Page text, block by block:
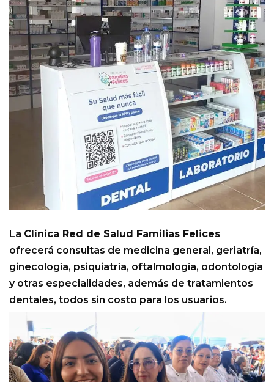
La Clínica Red de Salud Familias Felices
ofrecerá consultas de medicina general, geriatría,
ginecología, psiquiatría, oftalmología, odontología
y otras especialidades, además de tratamientos
dentales, todos sin costo para los usuarios.